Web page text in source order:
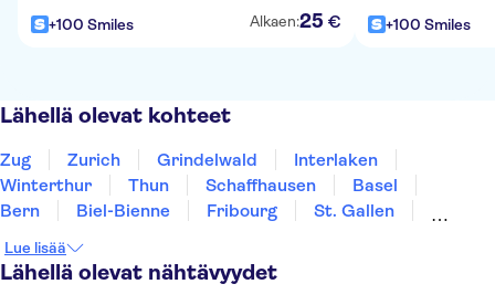
+100 Smiles Alkaen:25 € +100 Smiles
Lähellä olevat kohteet
Zug Zurich Grindelwald
Interlaken
Winterthur
Thun Schaffhausen
Basel
Bern
Biel-Bienne Fribourg
St. Gallen
Lue lisää
Lähellä olevat nähtävyydet